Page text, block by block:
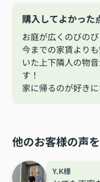
購入してよかった
お庭が広くのびの
今までの家賃より
いた上下隣人の物
す！
家に帰るのが好き
他のお客様の声
Y.K様